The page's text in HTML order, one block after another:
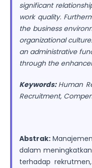
significant
work quality.
the business
organizational
an administrative
through the
Keywords: Human
Recruitment,
Abstrak:
dalam
terhadap